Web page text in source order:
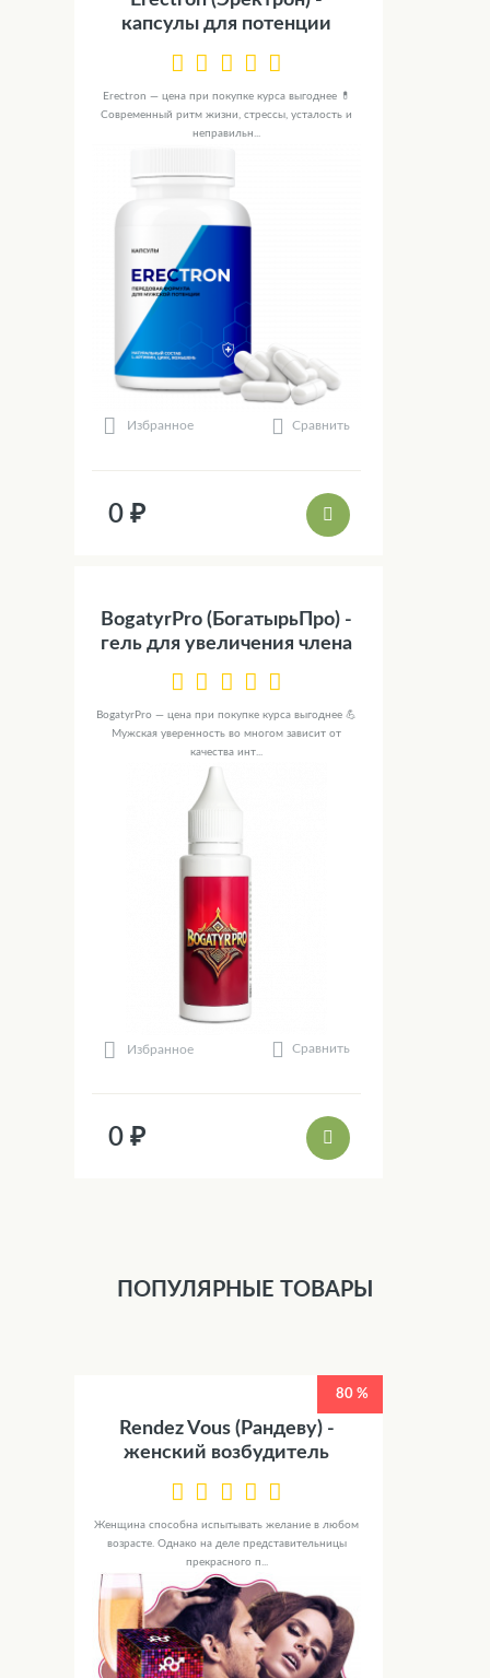
капсулы для потенции
Erectron — цена при покупке курса выгоднее 💊
Современный ритм жизни, стрессы, усталость и
неправильн...
Избранное Сравнить
0 ₽
BogatyrPro (БогатырьПро) -
гель для увеличения члена
BogatyrPro — цена при покупке курса выгоднее 💪
Мужская уверенность во многом зависит от
качества инт...
Избранное Сравнить
0 ₽
ПОПУЛЯРНЫЕ ТОВАРЫ
80 %
Rendez Vous (Рандеву) -
женский возбудитель
Женщина способна испытывать желание в любом
возрасте. Однако на деле представительницы
прекрасного п...